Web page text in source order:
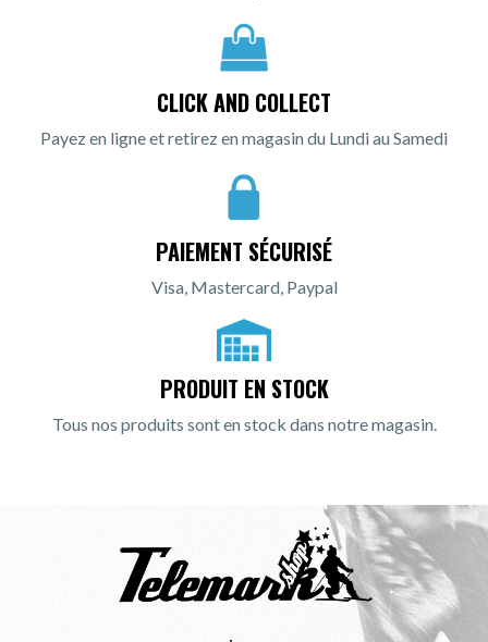
CLICK AND COLLECT
Payez en ligne et retirez en magasin du Lundi au Samedi
PAIEMENT SÉCURISÉ
Visa, Mastercard, Paypal
PRODUIT EN STOCK
Tous nos produits sont en stock dans notre magasin.